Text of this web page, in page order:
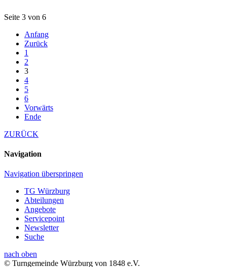
Seite 3 von 6
Anfang
Zurück
1
2
3
4
5
6
Vorwärts
Ende
ZURÜCK
Navigation
Navigation überspringen
TG Würzburg
Abteilungen
Angebote
Servicepoint
Newsletter
Suche
nach oben
© Turngemeinde Würzburg von 1848 e.V.